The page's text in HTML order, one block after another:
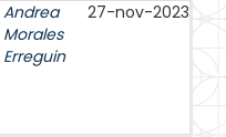
Andrea
Morales
Erreguin
27-nov-2023